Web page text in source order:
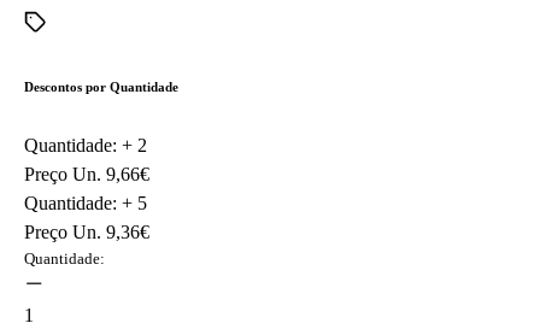
Descontos por Quantidade
Quantidade: + 2
Preço Un. 9,66€
Quantidade: + 5
Preço Un. 9,36€
Quantidade:
1